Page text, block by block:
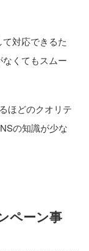
対応できるた
くてもスムー
ほどのクオリテ
の知識が少な
ペーン事